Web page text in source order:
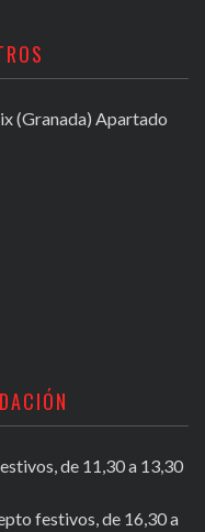
(Granada) Apartado
de 11,30 a 13,30
festivos, de 16,30 a